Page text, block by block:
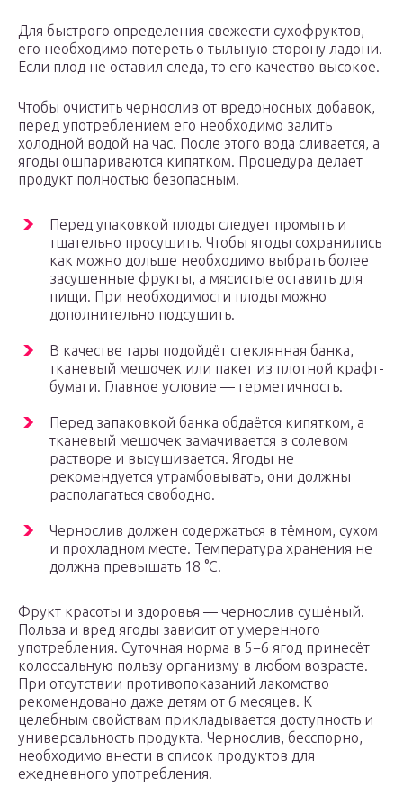
Для быстрого определения свежести сухофруктов,
его необходимо потереть о тыльную сторону ладони.
Если плод не оставил следа, то его качество высокое.
Чтобы очистить чернослив от вредоносных добавок,
перед употреблением его необходимо залить
холодной водой на час. После этого вода сливается, а
ягоды ошпариваются кипятком. Процедура делает
продукт полностью безопасным.
Перед упаковкой плоды следует промыть и
тщательно просушить. Чтобы ягоды сохранились
как можно дольше необходимо выбрать более
засушенные фрукты, а мясистые оставить для
пищи. При необходимости плоды можно
дополнительно подсушить.
В качестве тары подойдёт стеклянная банка,
тканевый мешочек или пакет из плотной крафт-
бумаги. Главное условие — герметичность.
Перед запаковкой банка обдаётся кипятком, а
тканевый мешочек замачивается в солевом
растворе и высушивается. Ягоды не
рекомендуется утрамбовывать, они должны
располагаться свободно.
Чернослив должен содержаться в тёмном, сухом
и прохладном месте. Температура хранения не
должна превышать 18 °C.
Фрукт красоты и здоровья — чернослив сушёный.
Польза и вред ягоды зависит от умеренного
употребления. Суточная норма в 5−6 ягод принесёт
колоссальную пользу организму в любом возрасте.
При отсутствии противопоказаний лакомство
рекомендовано даже детям от 6 месяцев. К
целебным свойствам прикладывается доступность и
универсальность продукта. Чернослив, бесспорно,
необходимо внести в список продуктов для
ежедневного употребления.